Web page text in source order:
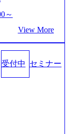
組織をつくり
ンチュアとい
おり、働きや
が高いことか
カンパニーに選
事業/IT戦略立案
クノロジーの
ライアント目
成果を提供し
～
View More
受付中 セミナー